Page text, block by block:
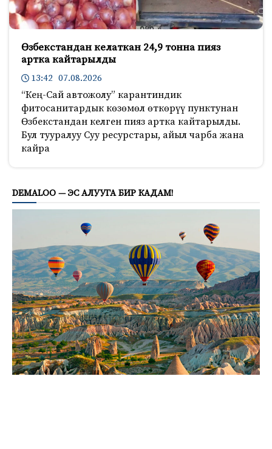
Өзбекстандан келаткан 24,9 тонна пияз
артка кайтарылды
13:42 07.08.2026
“Кең-Сай автожолу” карантиндик
фитосанитардык көзөмөл өткөрүү пунктунан
Өзбекстандан келген пияз артка кайтарылды.
Бул тууралуу Суу ресурстары, айыл чарба жана
кайра
DEMALOO — ЭС АЛУУГА БИР КАДАМ!